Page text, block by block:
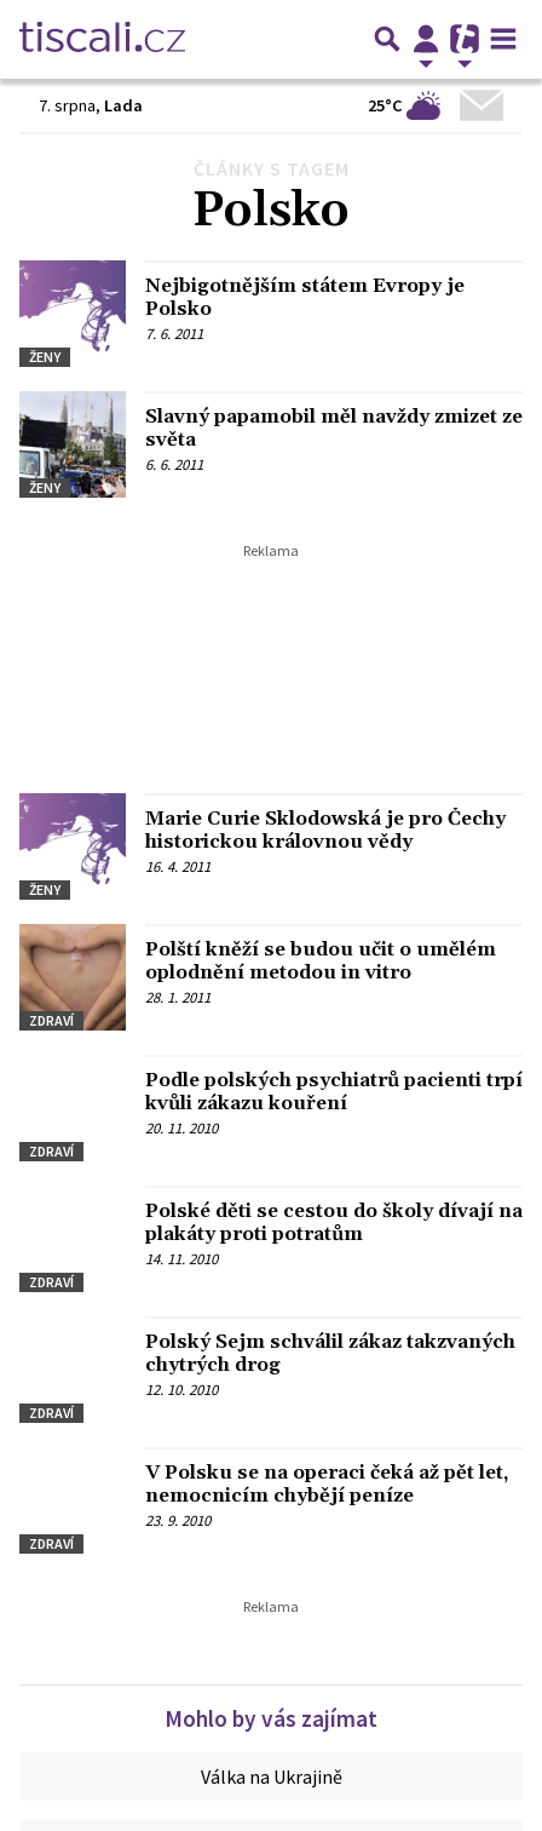
7. srpna, Lada 25°C
ČLÁNKY S TAGEM
Polsko
ŽENY
Nejbigotnějším státem Evropy je
Polsko
7. 6. 2011
ŽENY
Slavný papamobil měl navždy zmizet ze
světa
6. 6. 2011
ŽENY
Marie Curie Sklodowská je pro Čechy
historickou královnou vědy
16. 4. 2011
ZDRAVÍ
Polští kněží se budou učit o umělém
oplodnění metodou in vitro
28. 1. 2011
ZDRAVÍ
Podle polských psychiatrů pacienti trpí
kvůli zákazu kouření
20. 11. 2010
ZDRAVÍ
Polské děti se cestou do školy dívají na
plakáty proti potratům
14. 11. 2010
ZDRAVÍ
Polský Sejm schválil zákaz takzvaných
chytrých drog
12. 10. 2010
ZDRAVÍ
V Polsku se na operaci čeká až pět let,
nemocnicím chybějí peníze
23. 9. 2010
Další
Mohlo by vás zajímat
Válka na Ukrajině